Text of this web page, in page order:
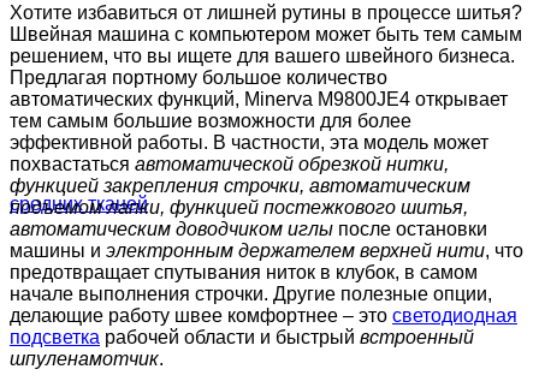
Хотите избавиться от лишней рутины в процессе шитья?
Швейная машина с компьютером может быть тем самым
решением, что вы ищете для вашего швейного бизнеса.
Предлагая портному большое количество
автоматических функций, Minerva M9800JE4 открывает
тем самым большие возможности для более
эффективной работы. В частности, эта модель может
похвастаться автоматической обрезкой нитки,
функцией закрепления строчки, автоматическим
подъемом лапки, функцией постежкового шитья,
автоматическим доводчиком иглы после остановки
машины и электронным держателем верхней нити, что
предотвращает спутывания ниток в клубок, в самом
начале выполнения строчки. Другие полезные опции,
делающие работу швее комфортнее – это светодиодная
подсветка рабочей области и быстрый встроенный
шпуленамотчик.